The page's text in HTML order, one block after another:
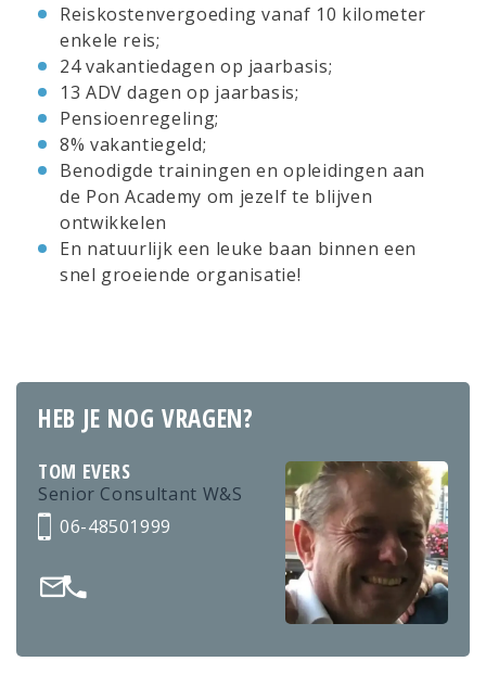
Reiskostenvergoeding vanaf 10 kilometer
enkele reis;
24 vakantiedagen op jaarbasis;
13 ADV dagen op jaarbasis;
Pensioenregeling;
8% vakantiegeld;
Benodigde trainingen en opleidingen aan
de Pon Academy om jezelf te blijven
ontwikkelen
En natuurlijk een leuke baan binnen een
snel groeiende organisatie!
HEB JE NOG VRAGEN?
TOM EVERS
Senior Consultant W&S
06-48501999